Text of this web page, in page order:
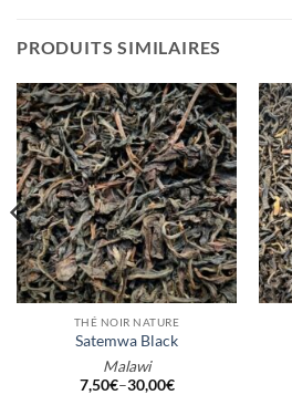
PRODUITS SIMILAIRES
THÉ NOIR NATURE
Satemwa Black
Malawi
7,50€–30,00€